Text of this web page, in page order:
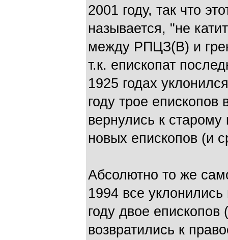
2001 году, так что
называется, "не
между РПЦЗ(В) и
т.к. епископат
1925 годах
году трое
вернулись к
новых епископов (и
Абсолютно то же
1994 все
году двое
возвратились к